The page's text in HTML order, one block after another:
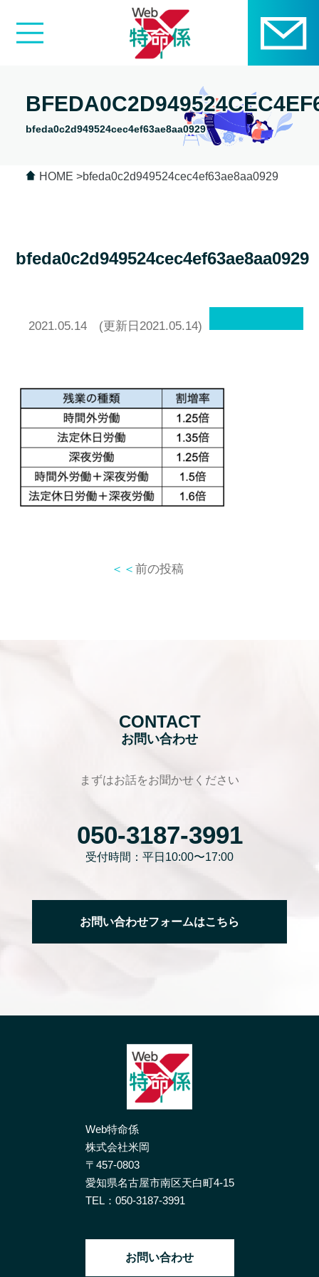
bfeda0c2d949524cec4ef63ae8aa0929
HOME bfeda0c2d949524cec4ef63ae8aa0929
bfeda0c2d949524cec4ef63ae8aa0929
2021.05.14(更新日2021.05.14)
＜＜ 前の投稿
CONTACT
お問い合わせ
まずはお話をお聞かせください
050-3187-3991
受付時間：平日10:00〜17:00
お問い合わせフォームはこちら
Web特命係
株式会社米岡
〒457-0803
愛知県名古屋市南区天白町4-15
TEL： 050-3187-3991
お問い合わせ